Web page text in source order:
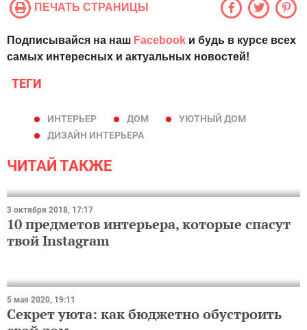
ПЕЧАТЬ СТРАНИЦЫ
Подписывайся на наш Facebook и будь в курсе всех
самых интересных и актуальных новостей!
ТЕГИ
ИНТЕРЬЕР ДОМ
УЮТНЫЙ ДОМ
ДИЗАЙН ИНТЕРЬЕРА
ЧИТАЙ ТАКЖЕ